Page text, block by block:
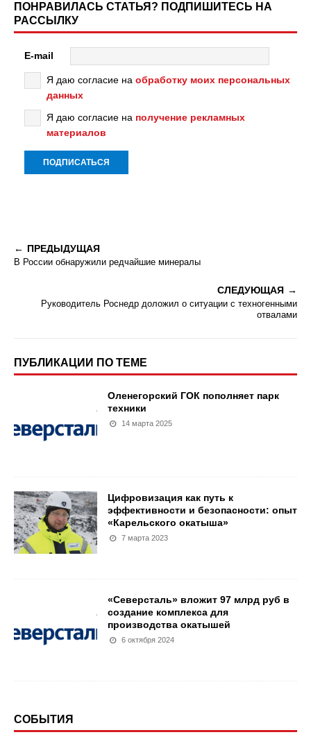
ПОНРАВИЛАСЬ СТАТЬЯ? ПОДПИШИТЕСЬ НА
РАССЫЛКУ
E-mail
Я даю согласие на обработку моих персональных
данных
Я даю согласие на получение рекламных
материалов
ПРЕДЫДУЩАЯ
В России обнаружили редчайшие минералы
СЛЕДУЮЩАЯ
Руководитель Роснедр доложил о ситуации с техногенными
отвалами
ПУБЛИКАЦИИ ПО ТЕМЕ
Оленегорский ГОК пополняет парк
техники
14 марта 2025
Цифровизация как путь к
эффективности и безопасности: опыт
«Карельского окатыша»
7 марта 2023
«Северсталь» вложит 97 млрд руб в
создание комплекса для
производства окатышей
6 октября 2024
СОБЫТИЯ